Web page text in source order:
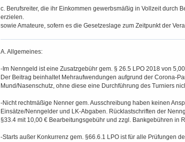
c. Berufsreiter, die ihr Einkommen gewerbsmäßig in Vollzeit durch
erzielen.
sowie Amateure, sofern es die Gesetzeslage zum Zeitpunkt der
A. Allgemeines:
-Im Nenngeld ist eine Zusatzgebühr gem. § 26.5 LPO 2018 von
Der Beitrag beinhaltet Mehraufwendungen aufgrund der Corona-
Mund/Nasenschutz, ohne diese eine Durchführung des Turniers
-Nicht rechtmäßige Nenner gem. Ausschreibung haben keinen
Einsätze/Nenngelder und LK-Abgaben. Rücklastschriften der
§33.4 mit 10,00 € Bearbeitungsgebühr und zzgl. Bankgebühren in
-Starts außer Konkurrenz gem. §66.6.1 LPO ist für alle Prüfungen